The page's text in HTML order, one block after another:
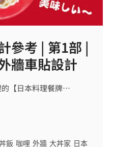
參考 | 第1部 |
牆車貼設計
的【日本料理餐牌…
飯 咖哩 外牆 大丼家 日本